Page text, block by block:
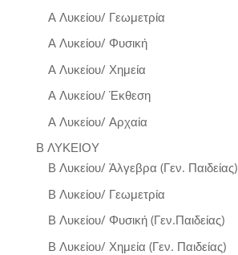
Α Λυκείου/ Γεωμετρία
Α Λυκείου/ Φυσική
Α Λυκείου/ Χημεία
Α Λυκείου/ Έκθεση
Α Λυκείου/ Αρχαία
Β ΛΥΚΕΙΟΥ
Β Λυκείου/ Άλγεβρα (Γεν. Παιδείας)
Β Λυκείου/ Γεωμετρία
Β Λυκείου/ Φυσική (Γεν.Παιδείας)
Β Λυκείου/ Χημεία (Γεν. Παιδείας)